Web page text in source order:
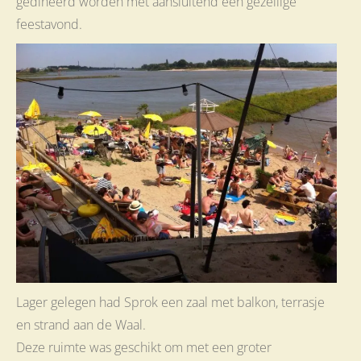
feestavond.
Lager gelegen had Sprok een zaal met balkon, terrasje
en strand aan de Waal.
Deze ruimte was geschikt om met een groter